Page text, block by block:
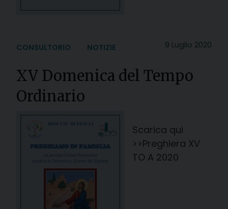
9 Luglio 2020
CONSULTORIO NOTIZIE
XV Domenica del Tempo
Ordinario
Scarica qui
>>Preghiera XV
TO A 2020